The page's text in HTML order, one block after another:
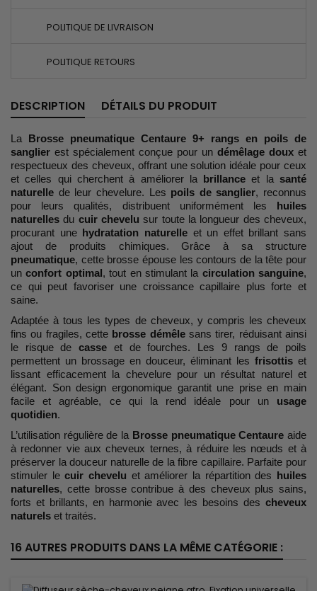
POLITIQUE DE LIVRAISON
POLITIQUE RETOURS
DESCRIPTION DÉTAILS DU PRODUIT
La Brosse pneumatique Centaure 9+ rangs en poils de
sanglier est spécialement conçue pour un démêlage doux et
respectueux des cheveux, offrant une solution idéale pour ceux
et celles qui cherchent à améliorer la brillance et la santé
naturelle de leur chevelure. Les poils de sanglier, reconnus
pour leurs qualités, distribuent uniformément les huiles
naturelles du cuir chevelu sur toute la longueur des cheveux,
procurant une hydratation naturelleet un effet brillant sans
ajout de produits chimiques. Grâce à sa structure
pneumatique, cette brosse épouse les contours de la tête pour
unconfort optimal, tout en stimulant la circulation sanguine,
ce qui peut favoriser une croissance capillaire plus forte et
saine.
Adaptée à tous les types de cheveux, y compris les cheveux
fins ou fragiles, cette brosse démêlesans tirer, réduisant ainsi
le risque decasse et de fourches. Les 9 rangs de poils
permettent un brossage en douceur, éliminant les frisottis et
lissant efficacement la chevelure pour un résultat naturel et
élégant. Son design ergonomique garantit une prise en main
facile et agréable, ce qui la rend idéale pour un usage
quotidien.
L’utilisation régulière de la Brosse pneumatique Centaure aide
à redonner vie aux cheveux ternes, à réduire les nœuds et à
préserver la douceur naturelle de la fibre capillaire. Parfaite pour
stimuler lecuir chevelu et améliorer la répartition des huiles
naturelles, cette brosse contribue à des cheveux plus sains,
forts et brillants, en harmonie avec les besoins des cheveux
naturels et traités.
16 AUTRES PRODUITS DANS LA MÊME CATÉGORIE :